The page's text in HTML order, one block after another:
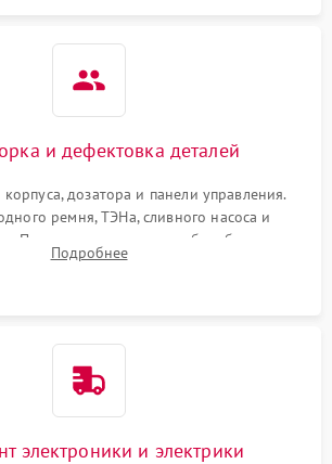
и дефектовка деталей
дозатора и панели управления.
ремня, ТЭНа, сливного насоса и
Проверка подшипников барабана и
износ, а манжеты люка на разрывы.
Подробнее
электроники и электрики